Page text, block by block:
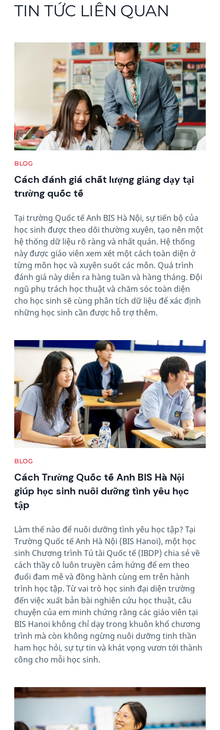
TIN TỨC LIÊN QUAN
BLOG
Cách đánh giá chất lượng giảng dạy tại
trường quốc tế
Tại trường Quốc tế Anh BIS Hà Nội, sự tiến bộ của
học sinh được theo dõi thường xuyên, tạo nên một
hệ thống dữ liệu rõ ràng và nhất quán. Hệ thống
này được giáo viên xem xét một cách toàn diện ở
từng môn học và xuyên suốt các môn. Quá trình
đánh giá này diễn ra hàng tuần và hàng tháng. Đội
ngũ phụ trách học thuật và chăm sóc toàn diện
cho học sinh sẽ cùng phân tích dữ liệu để xác định
những học sinh cần được hỗ trợ thêm.
News image
BLOG
Cách Trường Quốc tế Anh BIS Hà Nội
giúp học sinh nuôi dưỡng tình yêu học
tập
Làm thế nào để nuôi dưỡng tình yêu học tập? Tại
Trường Quốc tế Anh Hà Nội (BIS Hanoi), một học
sinh Chương trình Tú tài Quốc tế (IBDP) chia sẻ về
cách thầy cô luôn truyền cảm hứng để em theo
đuổi đam mê và đồng hành cùng em trên hành
trình học tập. Từ vai trò học sinh đại diện trường
đến việc xuất bản bài nghiên cứu học thuật, câu
chuyện của em minh chứng rằng các giáo viên tại
BIS Hanoi không chỉ dạy trong khuôn khổ chương
trình mà còn không ngừng nuôi dưỡng tinh thần
ham học hỏi, sự tự tin và khát vọng vươn tới thành
công cho mỗi học sinh.
News image